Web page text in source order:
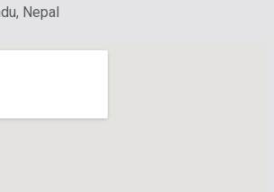
Nepal